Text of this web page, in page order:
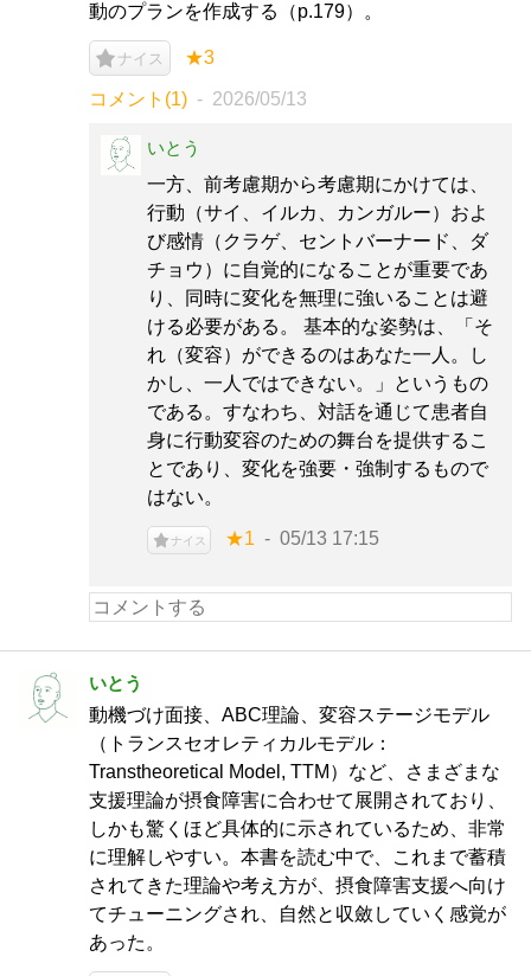
動のプランを作成する（p.179）。
ナイス ★3
コメント(1) 2026/05/13
いとう
一方、前考慮期から考慮期にかけては、
行動（サイ、イルカ、カンガルー）およ
び感情（クラゲ、セントバーナード、ダ
チョウ）に自覚的になることが重要であ
り、同時に変化を無理に強いることは避
ける必要がある。 基本的な姿勢は、「そ
れ（変容）ができるのはあなた一人。し
かし、一人ではできない。」というもの
である。すなわち、対話を通じて患者自
身に行動変容のための舞台を提供するこ
とであり、変化を強要・強制するもので
はない。
ナイス ★1 05/13 17:15
いとう
動機づけ面接、ABC理論、変容ステージモデル
（トランスセオレティカルモデル：
Transtheoretical Model, TTM）など、さまざまな
支援理論が摂食障害に合わせて展開されており、
しかも驚くほど具体的に示されているため、非常
に理解しやすい。本書を読む中で、これまで蓄積
されてきた理論や考え方が、摂食障害支援へ向け
てチューニングされ、自然と収斂していく感覚が
あった。